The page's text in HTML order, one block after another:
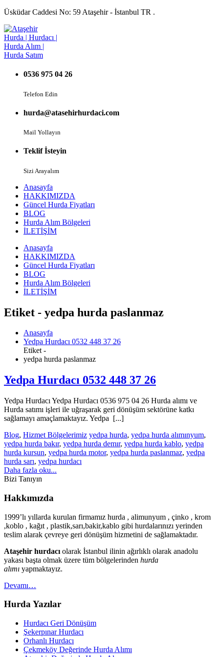
Üsküdar Caddesi No: 59 Ataşehir - İstanbul TR .
0536 975 04 26
Telefon Edin
hurda@atasehirhurdaci.com
Mail Yollayın
Teklif İsteyin
Sizi Arayalım
Anasayfa
HAKKIMIZDA
Güncel Hurda Fiyatları
BLOG
Hurda Alım Bölgeleri
İLETİŞİM
Anasayfa
HAKKIMIZDA
Güncel Hurda Fiyatları
BLOG
Hurda Alım Bölgeleri
İLETİŞİM
Etiket - yedpa hurda paslanmaz
Anasayfa
Yedpa Hurdacı 0532 448 37 26
Etiket -
yedpa hurda paslanmaz
Yedpa Hurdacı 0532 448 37 26
Yedpa Hurdacı Yedpa Hurdacı 0536 975 04 26 Hurda alımı ve
Hurda satımı işleri ile uğraşarak geri dönüşüm sektörüne katkı
sağlamayı amaçlamaktayız. Yedpa [...]
Blog, Hizmet Bölgelerimiz yedpa hurda, yedpa hurda alımınyum,
yedpa hurda bakır, yedpa hurda demır, yedpa hurda kablo, yedpa
hurda kursun, yedpa hurda motor, yedpa hurda paslanmaz, yedpa
hurda sarı, yedpa hurdacı
Daha fazla oku...
Bizi Tanıyın
Hakkımızda
1999’lı yıllarda kurulan firmamız hurda , alimunyum , çinko , krom
,koblo , kağıt , plastik,sarı,bakir,kablo gibi hurdalarınızı yerinden
teslim alarak çevreye geri dönüşüm hizmetini de sağlamaktadır.
Ataşehir hurdacı olarak İstanbul ilinin ağırlıklı olarak anadolu
yakası başta olmak üzere tüm bölgelerinden hurda
alımı yapmaktayız.
Devamı…
Hurda Yazılar
Hurdacı Geri Dönüşüm
Şekerpınar Hurdacı
Orhanlı Hurdacı
Çekmeköy Değerinde Hurda Alımı